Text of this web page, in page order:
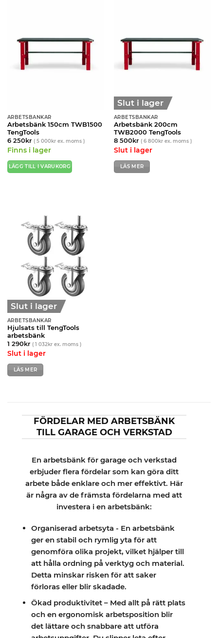
ARBETSBÄNKAR
Arbetsbänk 150cm TWB1500
TengTools
6 250kr ( 5 000krex. moms )
Finns i lager
LÄGG TILL I VARUKORG
Slut i lager
ARBETSBÄNKAR
Arbetsbänk 200cm
TWB2000 TengTools
8 500kr ( 6 800krex. moms )
Slut i lager
LÄS MER
Slut i lager
ARBETSBÄNKAR
Hjulsats till TengTools
arbetsbänk
1 290kr ( 1 032krex. moms )
Slut i lager
LÄS MER
FÖRDELAR MED ARBETSBÄNK
TILL GARAGE OCH VERKSTAD
En arbetsbänk för garage och verkstad
erbjuder flera fördelar som kan göra ditt
arbete både enklare och mer effektivt. Här
är några av de främsta fördelarna med att
investera i en arbetsbänk:
Organiserad arbetsyta - En arbetsbänk
ger en stabil och rymlig yta för att
genomföra olika projekt, vilket hjälper till
att hålla ordning på verktyg och material.
Detta minskar risken för att saker
förloras eller blir skadade.
Ökad produktivitet – Med allt på rätt plats
och en ergonomisk arbetsposition blir
det lättare och snabbare att utföra